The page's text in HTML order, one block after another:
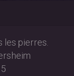
les pierres.